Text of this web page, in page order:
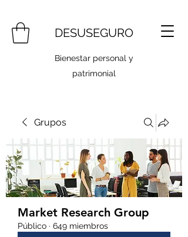
DESUSEGURO
Bienestar personal y
patrimonial
Grupos
Market Research Group
Público · 649 miembros